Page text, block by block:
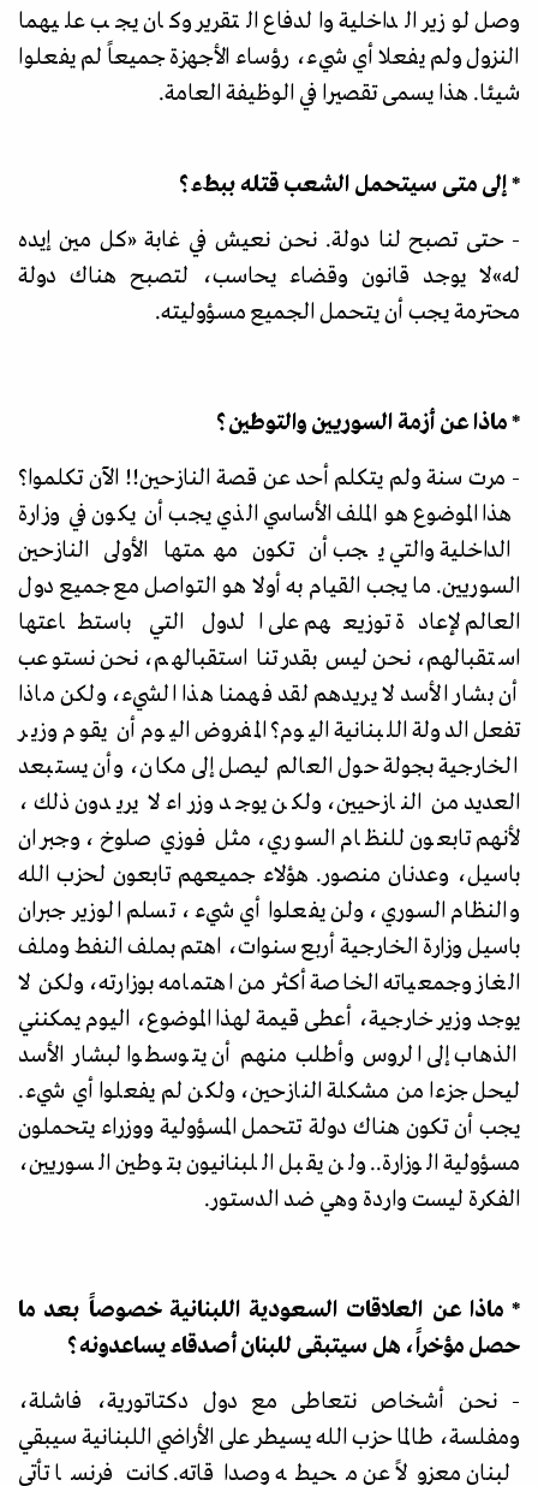
وصل لوزير الداخلية والدفاع التقرير وكان يجب عليهما
النزول ولم يفعلا أي شيء، رؤساء الأجهزة جميعاً لم يفعلوا
شيئا. هذا يسمى تقصيرا في الوظيفة العامة.
* إلى متى سيتحمل الشعب قتله ببطء؟
- حتى تصبح لنا دولة. نحن نعيش في غابة«كل مين إيده
له»لا يوجد قانون وقضاء يحاسب، لتصبح هناك دولة
محترمة يجب أن يتحمل الجميع مسؤوليته.
* ماذا عن أزمة السوريين والتوطين؟
- مرت سنة ولم يتكلم أحد عن قصة النازحين!! الآن تكلموا؟
هذا الموضوع هو الملف الأساسي الذي يجب أن يكون في وزارة
الداخلية والتي يجب أن تكون مهمتها الأولى النازحين
السوريين. ما يجب القيام به أولا هو التواصل مع جميع دول
العالم لإعادة توزيعهم على الدول التي باستطاعتها
استقبالهم، نحن ليس بقدرتنا استقبالهم، نحن نستوعب
أن بشار الأسد لا يريدهم لقد فهمنا هذا الشيء، ولكن ماذا
تفعل الدولة اللبنانية اليوم؟ المفروض اليوم أن يقوم وزير
الخارجية بجولة حول العالم ليصل إلى مكان، وأن يستبعد
العديد من النازحيين، ولكن يوجد وزراء لا يريدون ذلك،
لأنهم تابعون للنظام السوري، مثل فوزي صلوخ، وجبران
باسيل، وعدنان منصور. هؤلاء جميعهم تابعون لحزب الله
والنظام السوري، ولن يفعلوا أي شيء، تسلم الوزير جبران
باسيل وزارة الخارجية أربع سنوات، اهتم بملف النفط وملف
الغاز وجمعياته الخاصة أكثر من اهتمامه بوزارته، ولكن لا
يوجد وزير خارجية، أعطى قيمة لهذا الموضوع، اليوم يمكنني
الذهاب إلى الروس وأطلب منهم أن يتوسطوا لبشار الأسد
ليحل جزءا من مشكلة النازحين، ولكن لم يفعلوا أي شيء.
يجب أن تكون هناك دولة تتحمل المسؤولية ووزراء يتحملون
مسؤولية الوزارة.. ولن يقبل اللبنانيون بتوطين السوريين،
الفكرة ليست واردة وهي ضد الدستور.
* ماذا عن العلاقات السعودية اللبنانية خصوصاً بعد ما
حصل مؤخراً، هل سيتبقى للبنان أصدقاء يساعدونه؟
- نحن أشخاص نتعاطى مع دول دكتاتورية، فاشلة،
ومفلسة، طالما حزب الله يسيطر على الأراضي اللبنانية سيبقي
لبنان معزولاً عن محيطه وصداقاته. كانت فرنسا تأتي